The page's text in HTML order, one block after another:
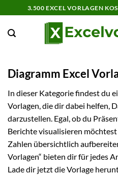
Inhalt
springen
3.500 EXCEL VORLAGEN
Diagramm Excel
In dieser Kategorie findest du
Vorlagen, die dir dabei helfen,
darzustellen. Egal, ob du
Berichte visualisieren
Zahlen übersichtlich
Vorlagen“ bieten dir für jedes
Lade dir jetzt die Vorlage